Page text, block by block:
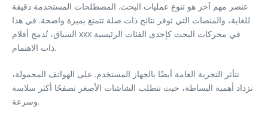
عنصر مهم آخر هو تنوع عمليات البحث. المصطلحات المستخدمة دقيقة
للغاية، والمنصات التي توفر نتائج ذات صلة تتمتع بميزة واضحة. في هذا
السياق، تُدمج أفلام xxx في محركات البحث كإحدى الفئات الرئيسية
ذات الاهتمام.
تتأثر التجربة العامة أيضًا بالجهاز المستخدم. على الهواتف المحمولة،
تزداد أهمية البساطة، حيث تتطلب الشاشات الأصغر تصفحًا أكثر سلاسة
وسرعة.